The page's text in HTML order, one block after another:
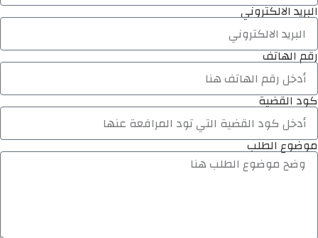
البريد الالكتروني
رقم الهاتف
كود القضية
موضوع الطلب